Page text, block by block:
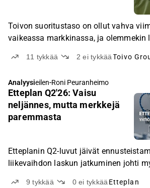
Toivon suoritustaso on ollut vahva
vaikeassa markkinassa, ja olemmekin
asuntomarkkinan tilanne asteittain
11 tykkää 2ei tykkää Toivo
Analyysieilen-Roni Peuranheimo
Etteplan Q2'26: Vaisu
neljännes, mutta merkkejä
paremmasta
Etteplanin Q2-luvut jäivät
liikevaihdon laskun jatkuminen johti
9tykkää 0ei tykkää Etteplan